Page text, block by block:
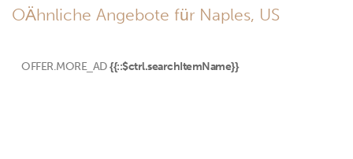
OÄhnliche Angebote für Naples, US
OFFER.MORE_AD {{::$ctrl.searchItemName}}